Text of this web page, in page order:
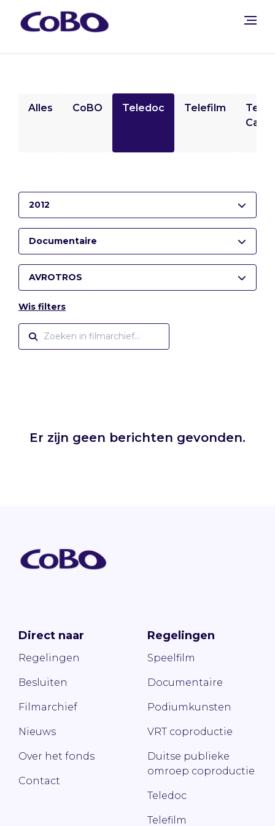
Alles CoBO Teledoc Telefilm
2012
Documentaire
AVROTROS
Wis filters
Er zijn geen berichten gevonden.
Direct naar
Regelingen
Besluiten
Filmarchief
Nieuws
Over het fonds
Contact
Regelingen
Speelfilm
Documentaire
Podiumkunsten
VRT coproductie
Duitse publieke
omroep coproductie
Teledoc
Telefilm